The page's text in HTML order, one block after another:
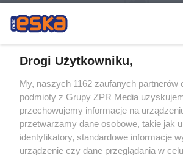
Drogi Użytkowniku,
My, naszych 1162 zaufanych partnerów
podmioty z Grupy ZPR Media
przechowujemy informacje na
przetwarzamy dane osobowe, takie jak
identyfikatory, standardowe informacje
urządzenie czy dane przeglądania w